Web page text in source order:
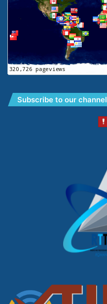
Subscribe to our channel